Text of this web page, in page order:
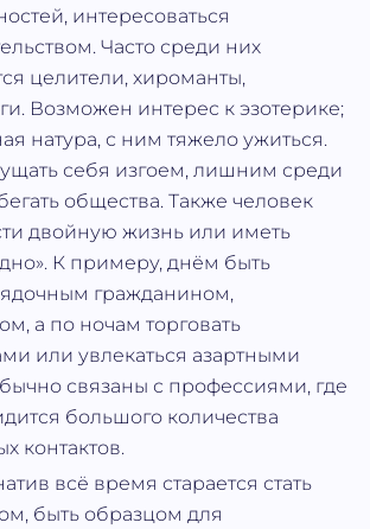
интересоваться
Часто среди них
целители, хироманты,
Возможен интерес к эзотерике;
натура, с ним тяжело ужиться.
себя изгоем, лишним среди
общества. Также человек
двойную жизнь или иметь
К примеру, днём быть
гражданином,
а по ночам торговать
или увлекаться азартными
связаны с профессиями, где
большого количества
контактов.
всё время старается стать
быть образцом для